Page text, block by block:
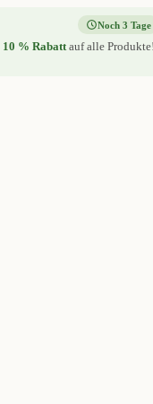
10 % Rabattauf alle
Noch 3 Tage